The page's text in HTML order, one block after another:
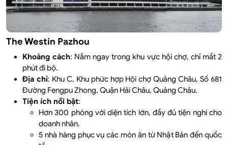
The Westin Pazhou
Khoảng cách: Nằm ngay trong khu vực hội chợ, chỉ mất 2
phút đi bộ.
Địa chỉ: Khu C, Khu phức hợp Hội chợ Quảng Châu, Số 681
Đường Fengpu Zhong, Quận Hải Châu, Quảng Châu.
Tiện ích nổi bật:
Hơn 300 phòng với diện tích lớn, đầy đủ tiện nghi cho
doanh nhân.
5 nhà hàng phục vụ các món ăn từ Nhật Bản đến quốc